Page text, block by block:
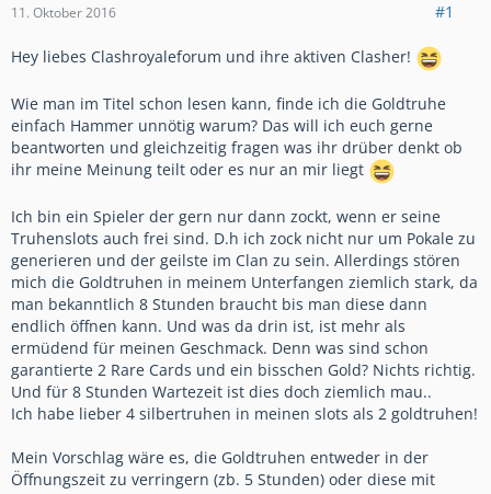
11. Oktober 2016 #1
Hey liebes Clashroyaleforum und ihre aktiven Clasher!
Wie man im Titel schon lesen kann, finde ich die Goldtruhe
einfach Hammer unnötig warum? Das will ich euch gerne
beantworten und gleichzeitig fragen was ihr drüber denkt ob
ihr meine Meinung teilt oder es nur an mir liegt
Ich bin ein Spieler der gern nur dann zockt, wenn er seine
Truhenslots auch frei sind. D.h ich zock nicht nur um Pokale zu
generieren und der geilste im Clan zu sein. Allerdings stören
mich die Goldtruhen in meinem Unterfangen ziemlich stark, da
man bekanntlich 8 Stunden braucht bis man diese dann
endlich öffnen kann. Und was da drin ist, ist mehr als
ermüdend für meinen Geschmack. Denn was sind schon
garantierte 2 Rare Cards und ein bisschen Gold? Nichts richtig.
Und für 8 Stunden Wartezeit ist dies doch ziemlich mau..
Ich habe lieber 4 silbertruhen in meinen slots als 2 goldtruhen!
Mein Vorschlag wäre es, die Goldtruhen entweder in der
Öffnungszeit zu verringern (zb. 5 Stunden) oder diese mit